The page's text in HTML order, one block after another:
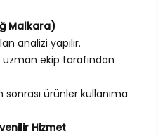
Malkara)
analizi yapılır.
uzman ekip tarafından
ürünler kullanıma
Hizmet